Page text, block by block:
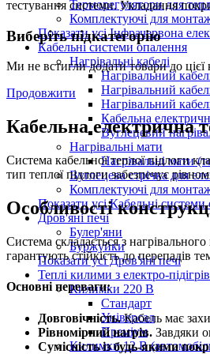
Терморегулятори для
Комплектуючі для
Показати усі Інфрачервона
Кабельні системи опалення
Нагрівальні кабелі
Нагрівальний
Нагрівальний
Нагрівальний
Кабельна
Вуглецевий
Нагрівальні мати
Нагрівальні мати
Вуглецева стрічка для
Комплектуючі для
Показати усі Кабельні системи
Дров'яні печі
Булер'яни
Буржуйки
Показати усі Дров'яні печі
Теплі килими з електро-
Килимки 220 В
Стандарт
Універсал
Преміум
Килимки 12 В
тестування системи. Укладання
Виберіть підкатегорію
Ми не встигли додати товари до цієї
Продовжити
Кабельна електрична
Система кабельної теплої підлоги
тип теплої підлоги забезпечує
Особливості
Система складається з
гарантують стійкість до перепадів
Основні переваги:
Довговічність.Кабель має
Рівномірний нагрів. Завдяки
Сумісність із будь-якими